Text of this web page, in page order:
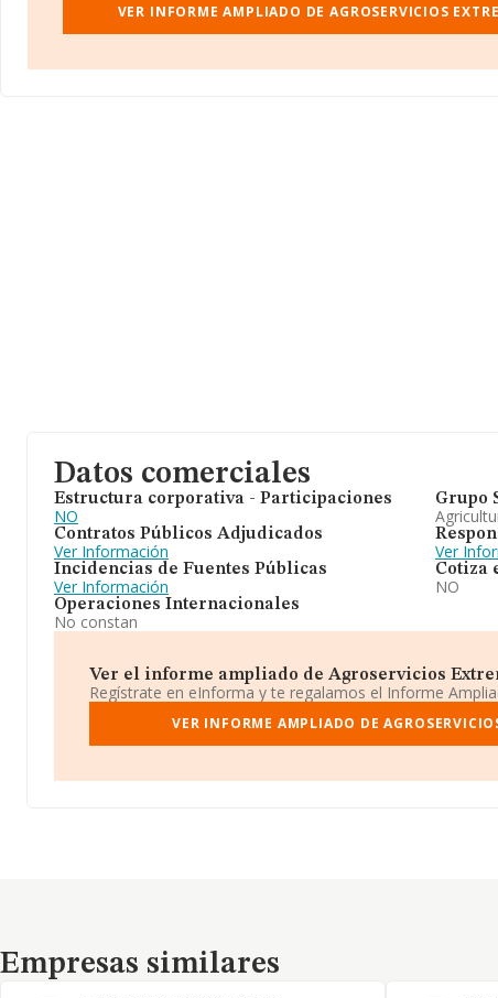
VER INFORME AMPLIADO DE AGROSERVICIOS
Datos comerciales
Estructura corporativa - Participaciones
NO
Contratos Públicos Adjudicados
Ver Información
Incidencias de Fuentes Públicas
Ver Información
Operaciones Internacionales
No constan
Grupo
Ver
Cotiza
NO
Ver el informe ampliado de Agroservicios
Regístrate en eInforma y te regalamos el Informe
VER INFORME AMPLIADO DE
Empresas similares
Empresas similares